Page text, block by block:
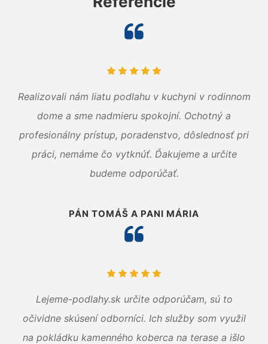
Realizovali nám liatu podlahu v kuchyni v rodinnom
dome a sme nadmieru spokojní. Ochotný a
profesionálny prístup, poradenstvo, dôslednosť pri
práci, nemáme čo vytknúť. Ďakujeme a určite
budeme odporúčať.
PÁN TOMÁŠ A PANI MÁRIA
Lejeme-podlahy.sk určite odporúčam, sú to
očividne skúsení odborníci. Ich služby som využil
na pokládku kamenného koberca na terase a išlo